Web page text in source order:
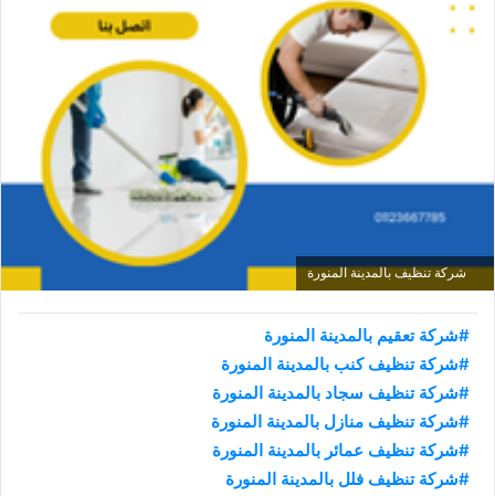
شركة تنظيف بالمدينة المنورة
#شركة تعقيم بالمدينة المنورة
#شركة تنظيف كنب بالمدينة المنورة
#شركة تنظيف سجاد بالمدينة المنورة
#شركة تنظيف منازل بالمدينة المنورة
#شركة تنظيف عمائر بالمدينة المنورة
#شركة تنظيف فلل بالمدينة المنورة